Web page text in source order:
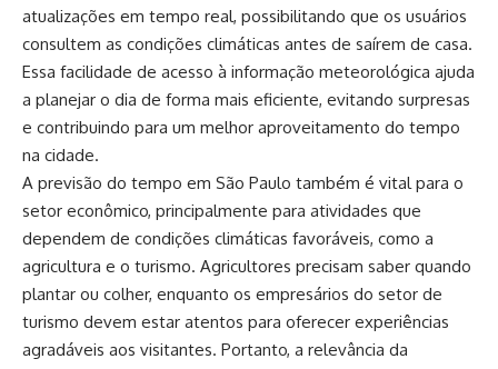
atualizações em tempo real, possibilitando que os usuários
consultem as condições climáticas antes de saírem de casa.
Essa facilidade de acesso à informação meteorológica ajuda
a planejar o dia de forma mais eficiente, evitando surpresas
e contribuindo para um melhor aproveitamento do tempo
na cidade.
A previsão do tempo em São Paulo também é vital para o
setor econômico, principalmente para atividades que
dependem de condições climáticas favoráveis, como a
agricultura e o turismo. Agricultores precisam saber quando
plantar ou colher, enquanto os empresários do setor de
turismo devem estar atentos para oferecer experiências
agradáveis aos visitantes. Portanto, a relevância da